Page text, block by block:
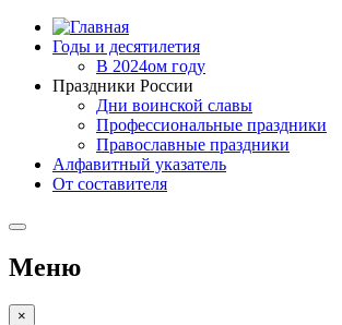
Годы и десятилетия
В 2024ом году
Праздники России
Дни воинской славы
Профессиональные праздники
Православные праздники
Алфавитный указатель
От составителя
Меню
×